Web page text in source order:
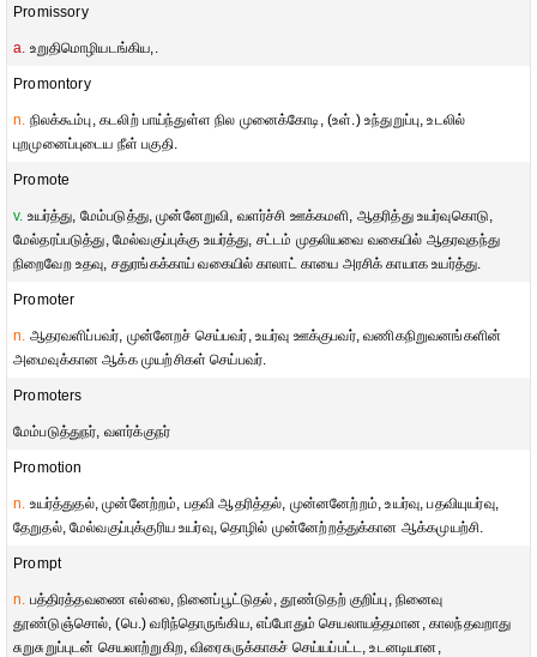
Promissory
a. உறுதிமொழியடங்கிய,.
Promontory
n. நிலக்கூம்பு, கடலிற் பாய்ந்துள்ள நில முனைக்கோடி, (உள்.) உந்துறுப்பு, உடலில்
புறமுனைப்புடைய நீள் பகுதி.
Promote
v. உயர்த்து, மேம்படுத்து, முன்னேறுவி, வளர்ச்சி ஊக்கமளி, ஆதரித்து உயர்வுகொடு,
மேல்தரப்படுத்து, மேல்வகுப்புக்கு உயர்த்து, சட்டம் முதலியவை வகையில் ஆதரவுதந்து
நிறைவேற உதவு, சதுரங்கக்காய் வகையில் காலாட் காயை அரசிக் காயாக உயர்த்து.
Promoter
n. ஆதரவளிப்பவர், முன்னேறச் செய்பவர், உயர்வு ஊக்குபவர், வணிகநிறுவனங்களின்
அமைவுக்கான ஆக்க முயற்சிகள் செய்பவர்.
Promoters
மேம்படுத்துநர், வளர்க்குநர்
Promotion
n. உயர்த்துதல், முன்னேற்றம், பதவி ஆதரித்தல், முன்னனேற்றம், உயர்வு, பதவியுயர்வு,
தேறுதல், மேல்வகுப்புக்குரிய உயர்வு, தொழில் முன்னேற்றத்துக்கான ஆக்கமுயற்சி.
Prompt
n. பத்திரத்தவணை எல்லை, நினைப்பூட்டுதல், தூண்டுதற் குறிப்பு, நினைவு
தூண்டுஞ்சொல், (பெ.) வரிந்தொருங்கிய, எப்போதும் செயலாயத்தமான, காலந்தவறாது
சுறுசுறுப்புடன் செயலாற்றுகிற, விரைசுருக்காகச் செய்யப்பட்ட, உடனடியான,